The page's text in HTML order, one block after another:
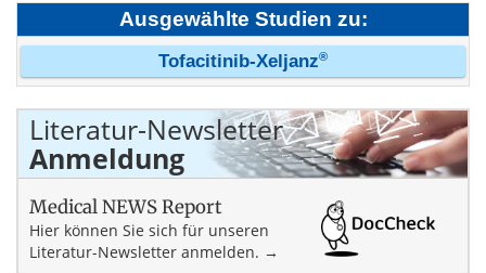
Ausgewählte Studien zu:
Tofacitinib-Xeljanz®
Literatur-Newsletter
Anmeldung
Medical NEWS Report
Hier können Sie sich für unseren
Literatur-Newsletter anmelden. →